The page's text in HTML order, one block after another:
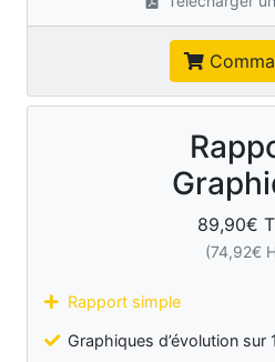
89,90€
(74,92€
Rapport simple
Graphiques d’évolution sur